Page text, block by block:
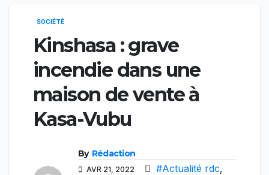
SOCIÉTÉ
Kinshasa : grave
incendie dans une
maison de vente à
Kasa-Vubu
By Rédaction
AVR 21, 2022 #Actualité rdc,